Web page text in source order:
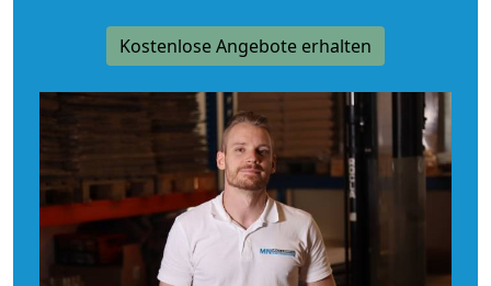
Kostenlose Angebote erhalten